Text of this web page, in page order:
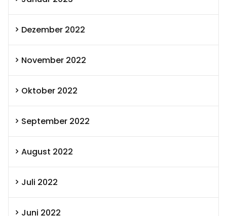
Dezember 2022
November 2022
Oktober 2022
September 2022
August 2022
Juli 2022
Juni 2022